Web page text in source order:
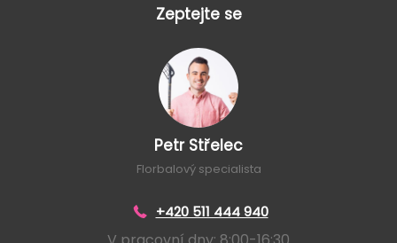
Zeptejte se
Petr Střelec
Florbalový specialista
+420 511 444 940